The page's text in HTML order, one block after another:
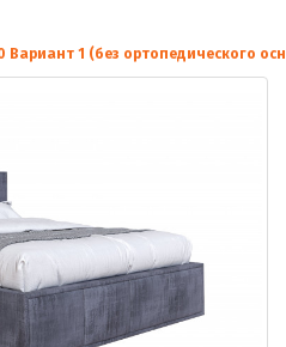
Вариант 1 (без ортопедического